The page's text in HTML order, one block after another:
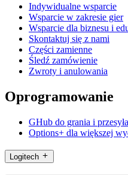
Indywidualne wsparcie
Wsparcie w zakresie gier
Wsparcie dla biznesu i
Skontaktuj się z nami
Części zamienne
Śledź zamówienie
Zwroty i anulowania
Oprogramowanie
GHub do grania i
Options+ dla większej
Logitech